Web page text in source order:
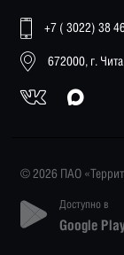
+7 ( 3022) 38
672000, г.
© 2026 ПАО
Доступно в
Google